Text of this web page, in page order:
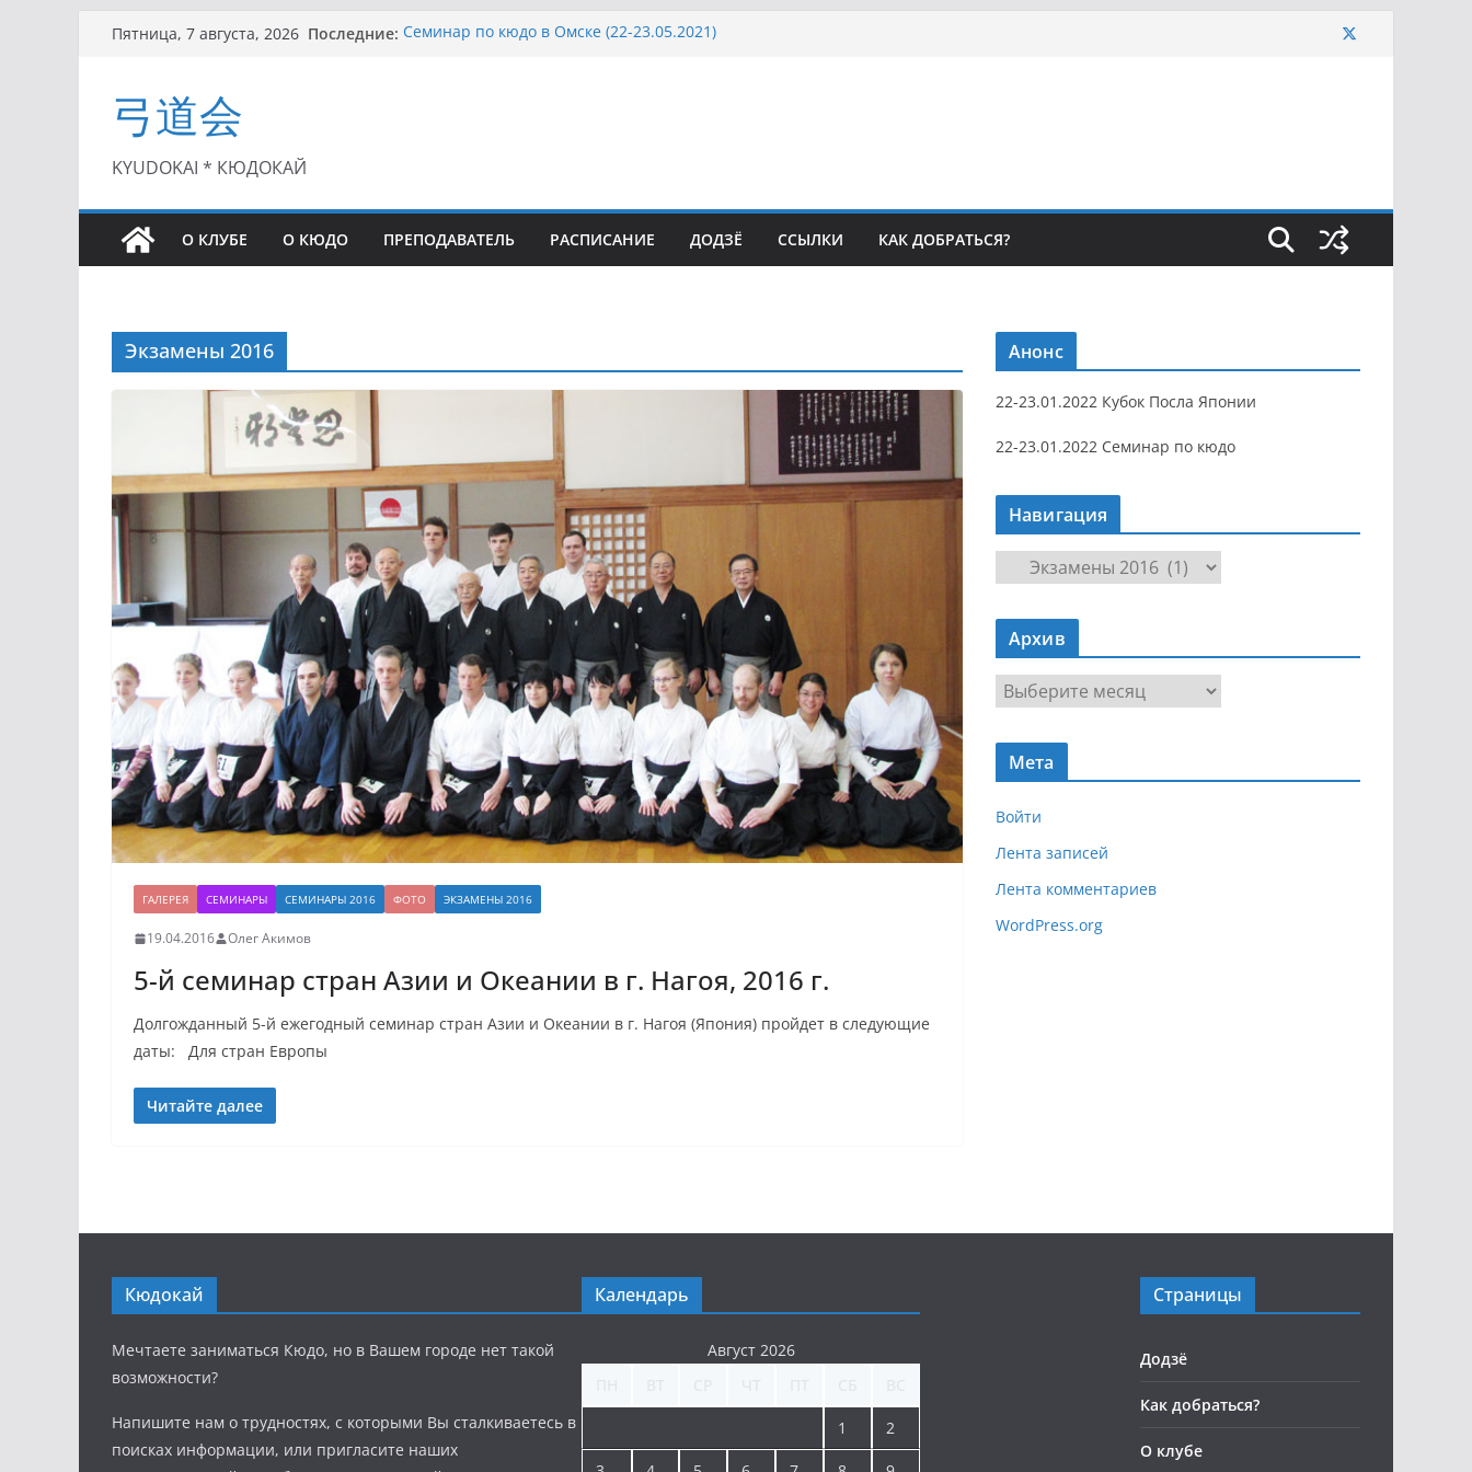
Перейти
Пятница, 7 августа, 2026 Последние: Семинар по кюдо в Омске (22-23.05.2021)
弓道会
KYUDOKAI * КЮДОКАЙ
О КЛУБЕ О КЮДО ПРЕПОДАВАТЕЛЬ РАСПИСАНИЕ ДОДЗЁ ССЫЛКИ КАК ДОБРАТЬСЯ?
Экзамены 2016
ГАЛЕРЕЯ СЕМИНАРЫ СЕМИНАРЫ 2016 ФОТО ЭКЗАМЕНЫ 2016
19.04.2016 Олег Акимов
5-й семинар стран Азии и Океании в г. Нагоя, 2016 г.
Долгожданный 5-й ежегодный семинар стран Азии и Океании в г. Нагоя (Япония) пройдет в следующие
даты: Для стран Европы
Читайте далее
Анонс
22-23.01.2022 Кубок Посла Японии
22-23.01.2022 Семинар по кюдо
Навигация
а
в
г
я
Архив
р
х
Мета
Войти
Лента записей
Лента комментариев
WordPress.org
Кюдокай
Мечтаете заниматься Кюдо, но в Вашем городе нет такой
возможности?
Напишите нам о трудностях, с которыми Вы сталкиваетесь в
поисках информации, или пригласите наших
Календарь
Август 2026
1 2
Страницы
Додзё
Как добраться?
О клубе